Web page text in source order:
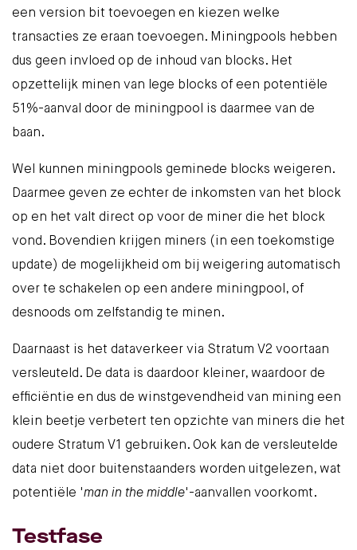
een version bit toevoegen en kiezen welke
transacties ze eraan toevoegen. Miningpools hebben
dus geen invloed op de inhoud van blocks. Het
opzettelijk minen van lege blocks of een potentiële
51%-aanval door de miningpool is daarmee van de
baan.
Wel kunnen miningpools geminede blocks weigeren.
Daarmee geven ze echter de inkomsten van het block
op en het valt direct op voor de miner die het block
vond. Bovendien krijgen miners (in een toekomstige
update) de mogelijkheid om bij weigering automatisch
over te schakelen op een andere miningpool, of
desnoods om zelfstandig te minen.
Daarnaast is het dataverkeer via Stratum V2 voortaan
versleuteld. De data is daardoor kleiner, waardoor de
efficiëntie en dus de winstgevendheid van mining een
klein beetje verbetert ten opzichte van miners die het
oudere Stratum V1 gebruiken. Ook kan de versleutelde
data niet door buitenstaanders worden uitgelezen, wat
potentiële 'man in the middle'-aanvallen voorkomt.
Testfase